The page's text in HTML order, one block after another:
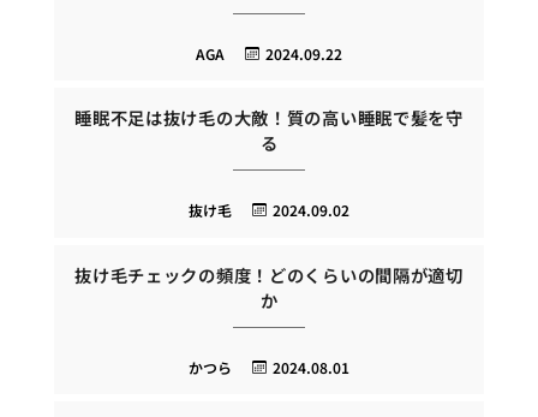
2024.09.22
AGA
睡眠不足は抜け毛の大敵！質の高い睡眠で髪を守
る
2024.09.02
抜け毛
抜け毛チェックの頻度！どのくらいの間隔が適切
か
2024.08.01
かつら